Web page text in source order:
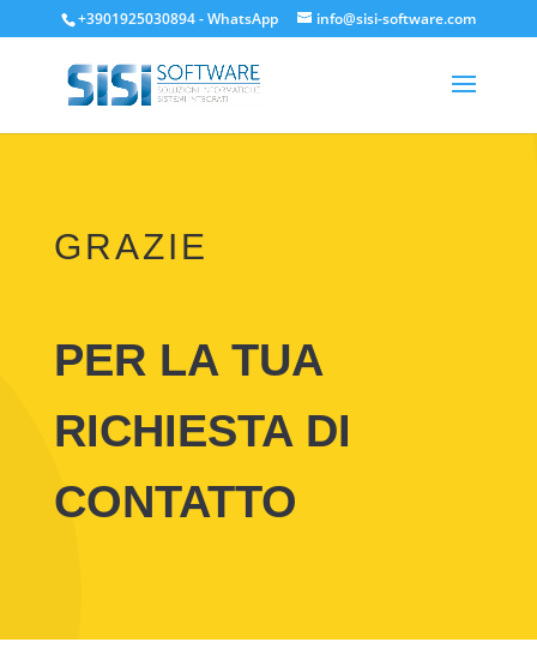
+3901925030894-WhatsApp info@sisi-software.com
GRAZIE
PER LA TUA
RICHIESTA DI
CONTATTO